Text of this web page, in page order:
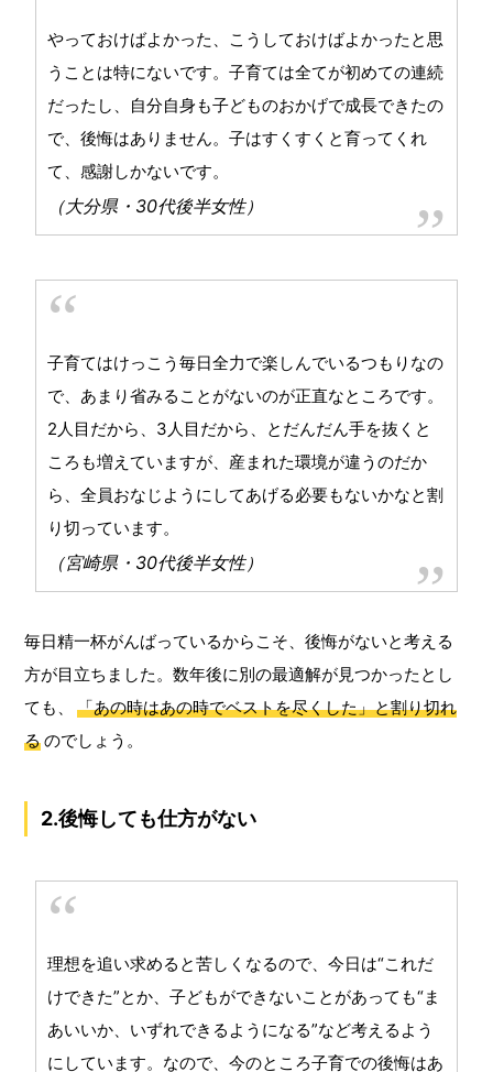
やっておけばよかった、こうしておけばよかったと思
うことは特にないです。子育ては全てが初めての連続
だったし、自分自身も子どものおかげで成長できたの
で、後悔はありません。子はすくすくと育ってくれ
て、感謝しかないです。
（大分県・30代後半女性）
子育てはけっこう毎日全力で楽しんでいるつもりなの
で、あまり省みることがないのが正直なところです。
2人目だから、3人目だから、とだんだん手を抜くと
ころも増えていますが、産まれた環境が違うのだか
ら、全員おなじようにしてあげる必要もないかなと割
り切っています。
（宮崎県・30代後半女性）
毎日精一杯がんばっているからこそ、後悔がないと考える
方が目立ちました。数年後に別の最適解が見つかったとし
ても、
「あの時はあの時でベストを尽くした」と割り切れ
るのでしょう。
2.後悔しても仕方がない
理想を追い求めると苦しくなるので、今日は“これだ
けできた”とか、子どもができないことがあっても“ま
あいいか、いずれできるようになる”など考えるよう
にしています。なので、今のところ子育での後悔はあ